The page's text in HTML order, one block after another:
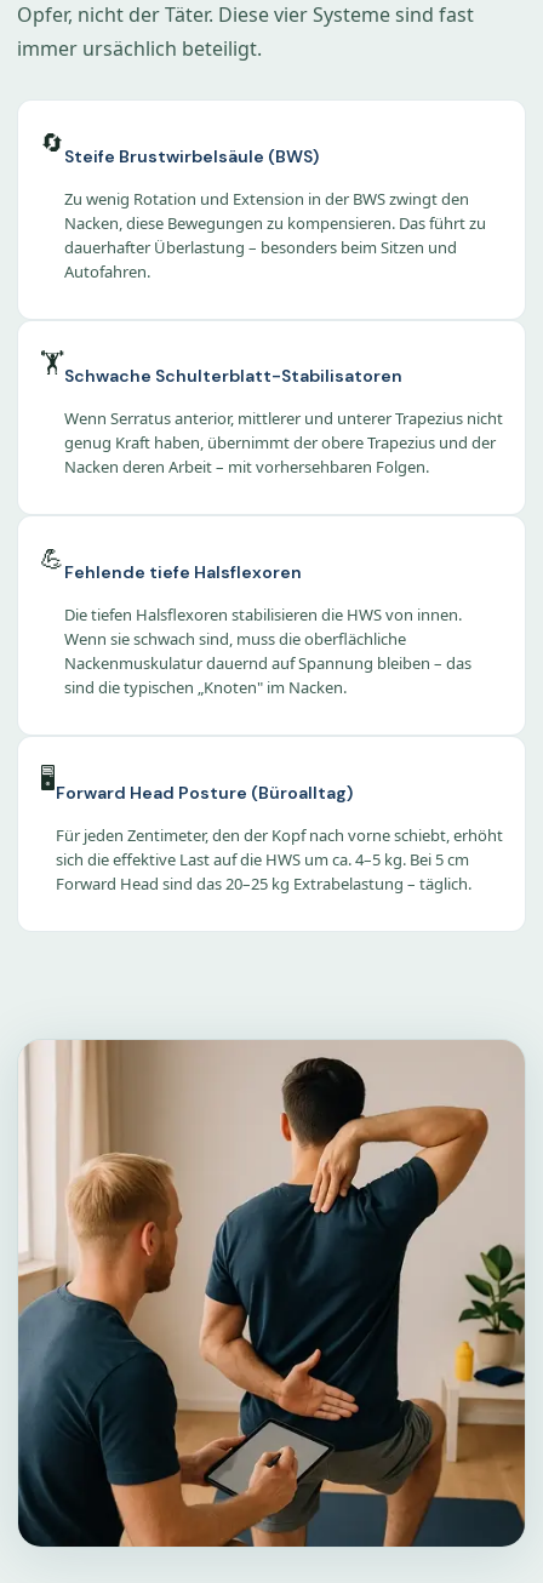
Opfer, nicht der Täter. Diese vier Systeme sind fast
immer ursächlich beteiligt.
🔄Steife Brustwirbelsäule (BWS)
Zu wenig Rotation und Extension in der BWS zwingt den
Nacken, diese Bewegungen zu kompensieren. Das führt zu
dauerhafter Überlastung – besonders beim Sitzen und
Autofahren.
🏋️Schwache Schulterblatt-Stabilisatoren
Wenn Serratus anterior, mittlerer und unterer Trapezius nicht
genug Kraft haben, übernimmt der obere Trapezius und der
Nacken deren Arbeit – mit vorhersehbaren Folgen.
💪Fehlende tiefe Halsflexoren
Die tiefen Halsflexoren stabilisieren die HWS von innen.
Wenn sie schwach sind, muss die oberflächliche
Nackenmuskulatur dauernd auf Spannung bleiben – das
sind die typischen „Knoten" im Nacken.
🖥️Forward Head Posture (Büroalltag)
Für jeden Zentimeter, den der Kopf nach vorne schiebt, erhöht
sich die effektive Last auf die HWS um ca. 4–5 kg. Bei 5 cm
Forward Head sind das 20–25 kg Extrabelastung – täglich.